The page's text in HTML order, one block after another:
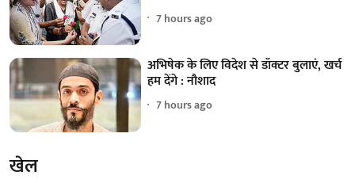
7 hours ago
अभिषेक के लिए विदेश से डॉक्टर बुलाएं, खर्च
हम देंगे : नौशाद
7 hours ago
खेल